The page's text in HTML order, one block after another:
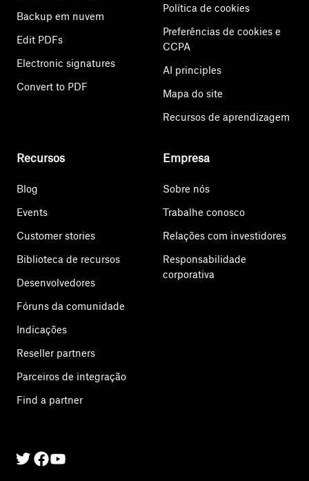
Backup em nuvem
Edit PDFs
Electronic signatures
Convert to PDF
Política de cookies
Preferências de cookies e
CCPA
AI principles
Mapa do site
Recursos de aprendizagem
Recursos
Blog
Events
Customer stories
Biblioteca de recursos
Desenvolvedores
Fóruns da comunidade
Indicações
Reseller partners
Parceiros de integração
Find a partner
Empresa
Sobre nós
Trabalhe conosco
Relações com investidores
Responsabilidade
corporativa